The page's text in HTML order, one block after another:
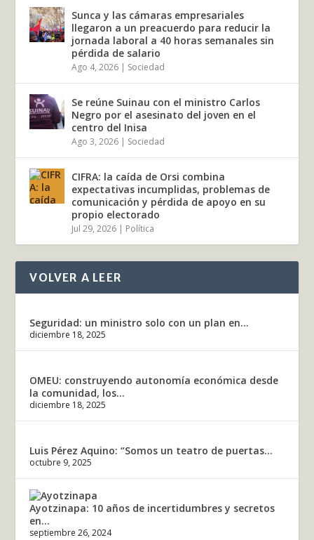
Sunca y las cámaras empresariales
llegaron a un preacuerdo para reducir la
jornada laboral a 40 horas semanales sin
pérdida de salario
Ago 4, 2026 | Sociedad
Se reúne Suinau con el ministro Carlos
Negro por el asesinato del joven en el
centro del Inisa
Ago 3, 2026 | Sociedad
CIFRA: la caída de Orsi combina
expectativas incumplidas, problemas de
comunicación y pérdida de apoyo en su
propio electorado
Jul 29, 2026 | Política
VOLVER A LEER
Seguridad: un ministro solo con un plan en...
diciembre 18, 2025
OMEU: construyendo autonomía económica desde
la comunidad, los...
diciembre 18, 2025
Luis Pérez Aquino: “Somos un teatro de puertas...
octubre 9, 2025
Ayotzinapa: 10 años de incertidumbres y secretos
en...
septiembre 26, 2024